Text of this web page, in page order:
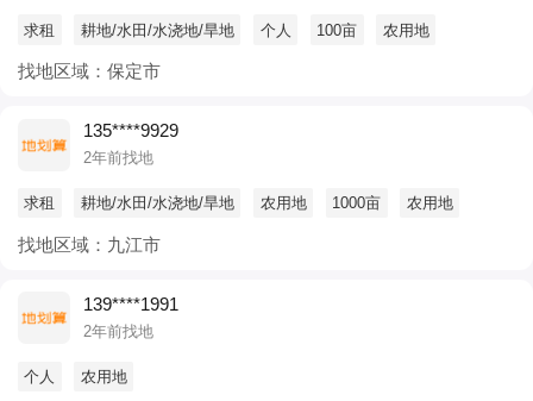
求租 耕地/水田/水浇地/旱地 个人 100亩 农用地
找地区域：保定市
135****9929
2年前找地
求租 耕地/水田/水浇地/旱地 农用地 1000亩 农用地
找地区域：九江市
139****1991
2年前找地
个人 农用地